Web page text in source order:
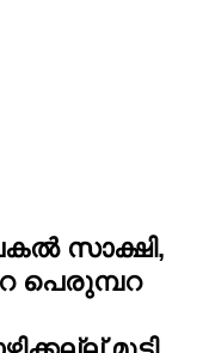
സാക്ഷി,
പെരുമ്പറ